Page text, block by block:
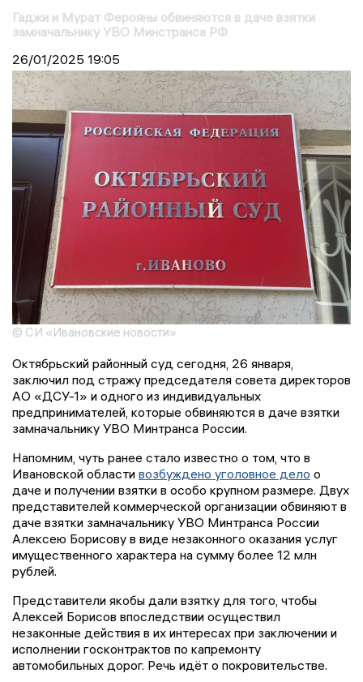
Гаджи и Мурат Ферояны обвиняются в даче взятки
замначальнику УВО Минстранса РФ
26/01/2025 19:05
© СИ «Ивановские новости»
Октябрьский районный суд сегодня, 26 января,
заключил под стражу председателя совета директоров
АО «ДСУ-1» и одного из индивидуальных
предпринимателей, которые обвиняются в даче взятки
замначальнику УВО Минтранса России.
Напомним, чуть ранее стало известно о том, что в
Ивановской области возбуждено уголовное дело о
даче и получении взятки в особо крупном размере. Двух
представителей коммерческой организации обвиняют в
даче взятки замначальнику УВО Минтранса России
Алексею Борисову в виде незаконного оказания услуг
имущественного характера на сумму более 12 млн
рублей.
Представители якобы дали взятку для того, чтобы
Алексей Борисов впоследствии осуществил
незаконные действия в их интересах при заключении и
исполнении госконтрактов по капремонту
автомобильных дорог. Речь идёт о покровительстве.